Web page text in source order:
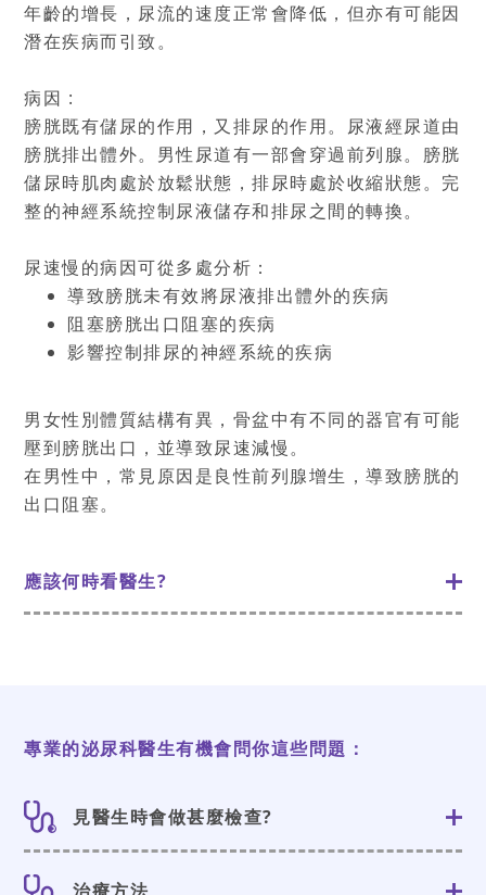
年齡的增長，尿流的速度正常會降低，但亦有可能因
潛在疾病而引致。
病因 :
膀胱既有儲尿的作用，又排尿的作用。尿液經尿道由
膀胱排出體外。男性尿道有一部會穿過前列腺。膀胱
儲尿時肌肉處於放鬆狀態，排尿時處於收縮狀態。完
整的神經系統控制尿液儲存和排尿之間的轉換。
尿速慢的病因可從多處分析：
導致膀胱未有效將尿液排出體外的疾病
阻塞膀胱出口阻塞的疾病
影響控制排尿的神經系統的疾病
男女性別體質結構有異，骨盆中有不同的器官有可能
壓到膀胱出口，並導致尿速減慢。
在男性中，常見原因是良性前列腺增生，導致膀胱的
出口阻塞。
應該何時看醫生?
症狀評分問卷是常用於泌尿科的評估診斷。
良性前列腺增生治療
專業的泌尿科醫生有機會問你這些問題：
見醫生時會做甚麼檢查?